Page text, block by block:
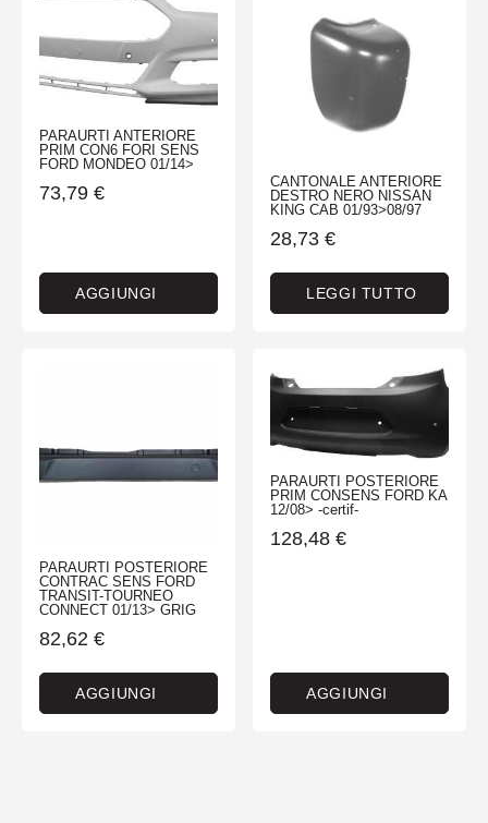
PARAURTI ANTERIORE
PRIM CON6 FORI SENS
FORD MONDEO 01/14>
73,79 €
AGGIUNGI
CANTONALE ANTERIORE
DESTRO NERO NISSAN
KING CAB 01/93>08/97
28,73 €
LEGGI TUTTO
PARAURTI POSTERIORE
CONTRAC SENS FORD
TRANSIT-TOURNEO
CONNECT 01/13> GRIG
82,62 €
AGGIUNGI
PARAURTI POSTERIORE
PRIM CONSENS FORD KA
12/08> -certif-
128,48 €
AGGIUNGI